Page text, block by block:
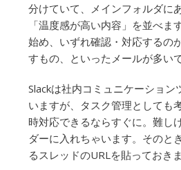
分けていて、メインフォルダに
「温度感が高い内容」を並べま
始め、いずれ確認・対応するの
すもの、といったメールが多いで
Slackは社内コミュニケーション
いますが、タスク管理としても
時対応できるならすぐに。難し
ダーに入れちゃいます。そのと
るスレッドのURLを貼っておきま